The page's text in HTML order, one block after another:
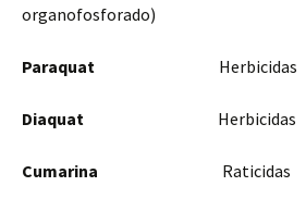
organofosforado)
Paraquat Herbicidas
Diaquat Herbicidas
Cumarina Raticidas